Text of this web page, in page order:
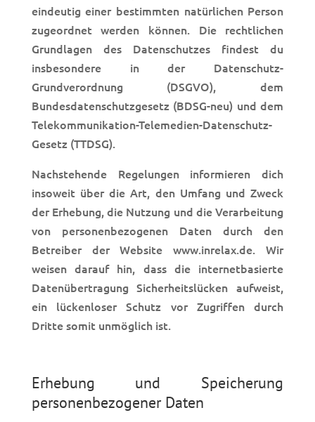
eindeutig einer bestimmten natürlichen Person
zugeordnet werden können. Die rechtlichen
Grundlagen des Datenschutzes findest du
insbesondere in der Datenschutz-
Grundverordnung (DSGVO), dem
Bundesdatenschutzgesetz (BDSG-neu) und dem
Telekommunikation-Telemedien-Datenschutz-
Gesetz (TTDSG).
Nachstehende Regelungen informieren dich
insoweit über die Art, den Umfang und Zweck
der Erhebung, die Nutzung und die Verarbeitung
von personenbezogenen Daten durch den
Betreiber der Website www.inrelax.de. Wir
weisen darauf hin, dass die internetbasierte
Datenübertragung Sicherheitslücken aufweist,
ein lückenloser Schutz vor Zugriffen durch
Dritte somit unmöglich ist.
Erhebung und Speicherung
personenbezogener Daten